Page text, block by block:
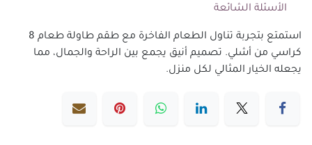
الأسئلة الشائعة
استمتع بتجربة تناول الطعام الفاخرة مع طقم طاولة طعام 8
كراسي من أشلي. تصميم أنيق يجمع بين الراحة والجمال، مما
يجعله الخيار المثالي لكل منزل.